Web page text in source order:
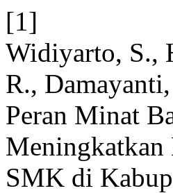
[1]
Widiyarto, S.,
R.,
Peran Minat
Meningkatkan
SMK di